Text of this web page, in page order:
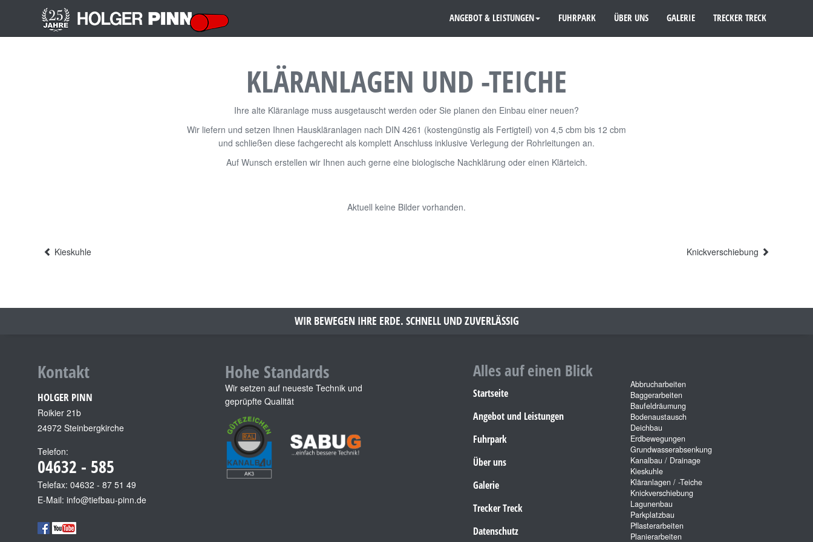
ANGEBOT & LEISTUNGEN FUHRPARK ÜBER UNS GALERIE TRECKER TRECK
KLÄRANLAGEN UND -TEICHE
Ihre alte Kläranlage muss ausgetauscht werden oder Sie planen den Einbau einer neuen?
Wir liefern und setzen Ihnen Hauskläranlagen nach DIN 4261 (kostengünstig als Fertigteil) von 4,5 cbm bis 12 cbm
und schließen diese fachgerecht als komplett Anschluss inklusive Verlegung der Rohrleitungen an.
Auf Wunsch erstellen wir Ihnen auch gerne eine biologische Nachklärung oder einen Klärteich.
Aktuell keine Bilder vorhanden.
Kieskuhle Knickverschiebung
WIR BEWEGEN IHRE ERDE. SCHNELL UND ZUVERLÄSSIG
Kontakt
HOLGER PINN
Roikier 21b
24972 Steinbergkirche
Telefon:
04632 - 585
Telefax: 04632 - 87 51 49
E-Mail: info@tiefbau-pinn.de
Hohe Standards
Wir setzen auf neueste Technik und
geprüpfte Qualität
Alles auf einen Blick
Startseite
Angebot und Leistungen
Fuhrpark
Über uns
Galerie
Trecker Treck
Datenschutz
Abbrucharbeiten
Baggerarbeiten
Baufeldräumung
Bodenaustausch
Deichbau
Erdbewegungen
Grundwasserabsenkung
Kanalbau / Drainage
Kieskuhle
Kläranlagen / -Teiche
Knickverschiebung
Lagunenbau
Parkplatzbau
Pflasterarbeiten
Planierarbeiten